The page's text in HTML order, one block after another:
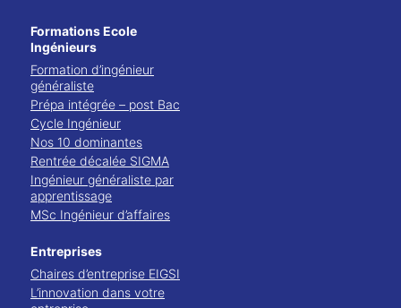
Formations Ecole
Ingénieurs
Formation d’ingénieur
généraliste
Prépa intégrée – post Bac
Cycle Ingénieur
Nos 10 dominantes
Rentrée décalée SIGMA
Ingénieur généraliste par
apprentissage
MSc Ingénieur d’affaires
Entreprises
Chaires d’entreprise EIGSI
L’innovation dans votre